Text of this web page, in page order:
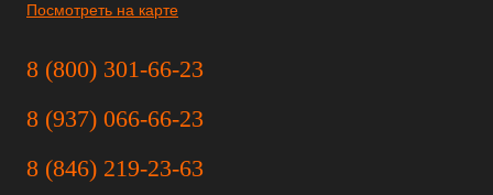
Посмотреть на карте
8 (800) 301-66-23
8 (937) 066-66-23
8 (846) 219-23-63